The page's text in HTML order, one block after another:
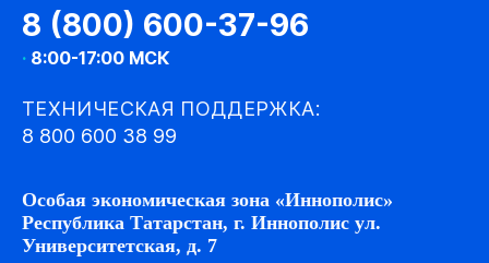
8 (800) 600-37-96
· 8:00-17:00 МСК
ТЕХНИЧЕСКАЯ ПОДДЕРЖКА:
8 800 600 38 99
Особая экономическая зона «Иннополис»
Республика Татарстан, г. Иннополис ул.
Университетская, д. 7